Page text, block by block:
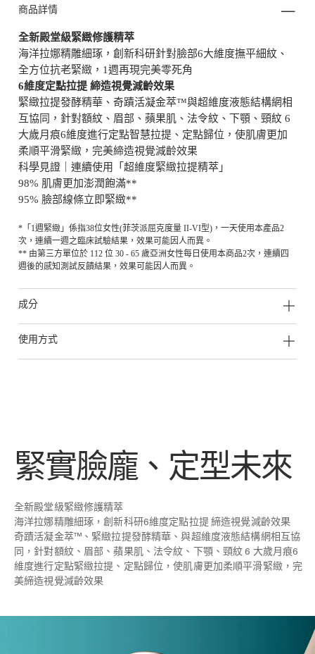
商品詳情
全新殿堂級緊緻修護精萃
海洋拉娜精雕細琢，創新科研針對臉部6大維度撫平細紋、
全方位抗老緊緻，1週再現完美零死角
6維度定點拉提 締造視覺減齡效果
緊緻拉提發酵精華、奇蹟活凝金萃™與超維度液態結構網相
互協同，針對額紋、眉部、蘋果肌、法令紋、下顎、頸紋 6
大歲月痕6維度進行定點智慧拉提、定點歸位，使肌膚更加
柔順平滑緊緻，完美締造視覺減齡效果
科學見證｜連續使用「超維度緊緻拉提精萃」
98% 肌膚更加澎潤飽滿**
95% 臉部線條立即緊緻**
*「1週緊緻」係指38位女性(菲茨派屈克度量 II-VI型)，一天使用本產品2
次，連續一週之臨床試驗結果，效果可能因人而異。
** 由第三方單位於 112 位 30 - 65 歲亞洲女性每日使用本商品2次，連續四
週後的感知測試反饋結果，效果可能因人而異。
成分
使用方式
緊實臉龐、定型未來
全新殿堂級緊緻修護精萃
海洋拉娜精雕細琢，創新科研6維度定點拉提 締造視覺減齡效果
奇蹟活凝金萃™、緊緻拉提發酵精華、與超維度液態結構網相互協
同，針對額紋、眉部、蘋果肌、法令紋、下顎、頸紋 6 大歲月痕6
維度進行定點緊緻拉提、定點歸位，使肌膚更加柔順平滑緊緻，完
美締造視覺減齡效果